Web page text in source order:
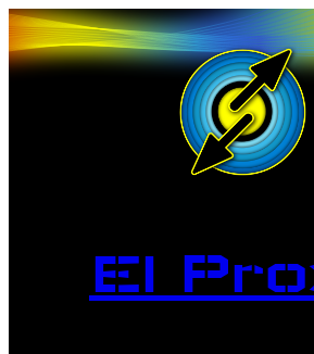
El